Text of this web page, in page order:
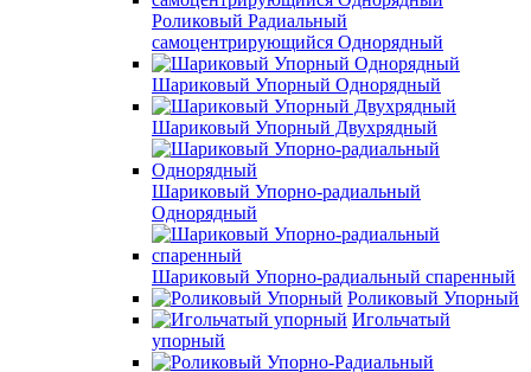
Роликовый Радиальный
самоцентрирующийся Однорядный
Шариковый Упорный Однорядный
Шариковый Упорный Двухрядный
Шариковый Упорно-радиальный
Однорядный
Шариковый Упорно-радиальный спаренный
Роликовый Упорный
Игольчатый
упорный